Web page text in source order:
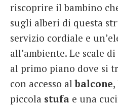
riscoprire il bambino
sugli alberi di questa
servizio cordiale e
all’ambiente. Le scale
al primo piano dove si
con accesso albalcone
piccola stufa e una